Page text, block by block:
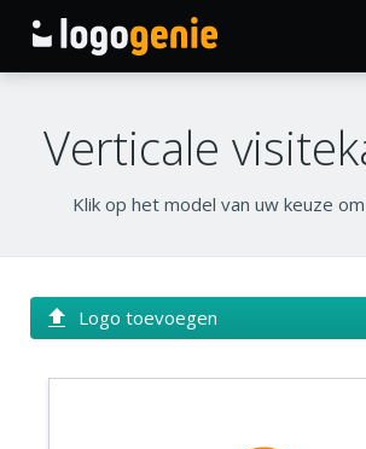
AI logogenerator
Gedrukte producten
Over
Verticale
Klik op het model van uw keuze
Logo toevoegen